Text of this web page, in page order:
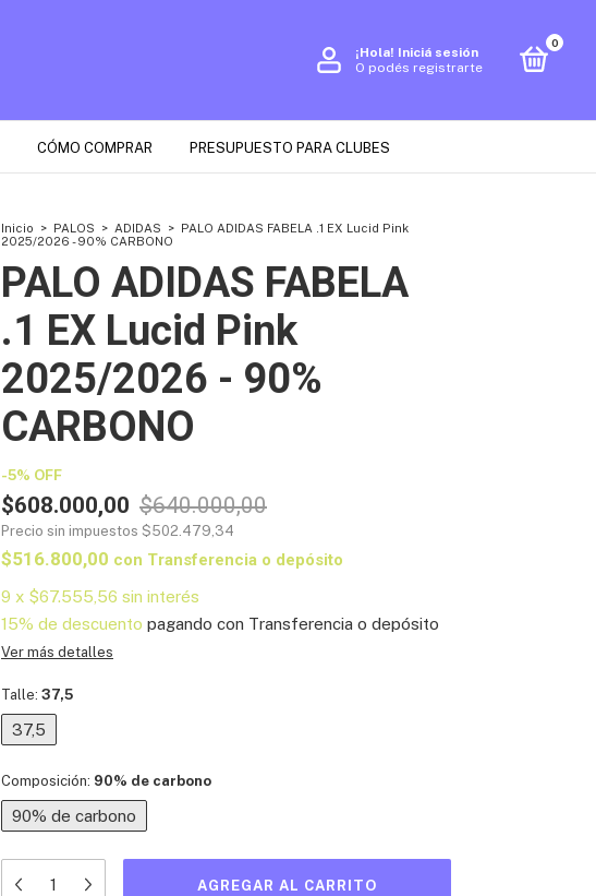
¡Hola! Iniciá sesión
O podés registrarte
0
CÓMO COMPRAR PRESUPUESTO PARA CLUBES
Inicio > PALOS > ADIDAS > PALO ADIDAS FABELA .1 EX Lucid Pink
2025/2026 - 90% CARBONO
PALO ADIDAS FABELA
.1 EX Lucid Pink
2025/2026 - 90%
CARBONO
-5% OFF
$608.000,00 $640.000,00
Precio sin impuestos $502.479,34
$516.800,00 con Transferencia o depósito
9 x $67.555,56 sin interés
15% de descuento pagando con Transferencia o depósito
Ver más detalles
Talle: 37,5
37,5
Composición: 90% de carbono
90% de carbono